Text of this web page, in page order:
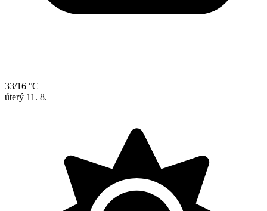
33/16 °C
úterý 11. 8.